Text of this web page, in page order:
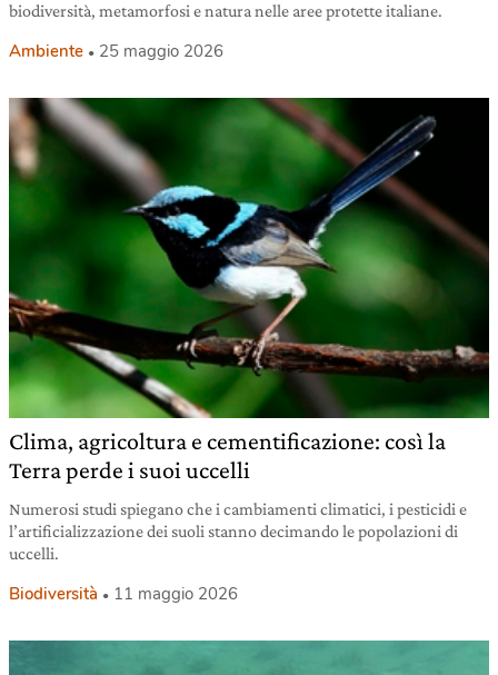
biodiversità, metamorfosi e natura nelle aree protette italiane.
Ambiente 25 maggio 2026
Clima, agricoltura e cementificazione: così la
Terra perde i suoi uccelli
Numerosi studi spiegano che i cambiamenti climatici, i pesticidi e
l’artificializzazione dei suoli stanno decimando le popolazioni di
uccelli.
Biodiversità 11 maggio 2026